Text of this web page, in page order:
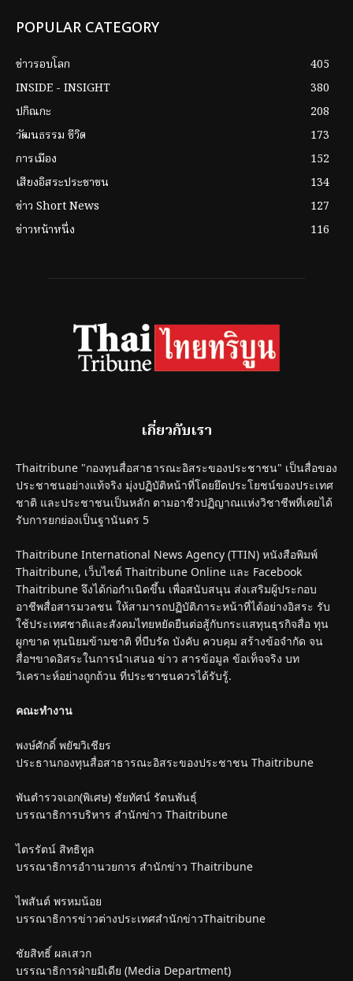
POPULAR CATEGORY
ข่าวรอบโลก
405
INSIDE - INSIGHT
380
ปกิณกะ
208
วัฒนธรรม ชีวิต
173
การเมือง
152
เสียงอิสระประชาชน
134
ข่าว Short News
127
ข่าวหน้าหนึ่ง
116
เกี่ยวกับเรา
Thaitribune "กองทุนสื่อสาธารณะอิสระของประชาชน" เป็นสื่อของ
ประชาชนอย่างแท้จริง มุ่งปฏิบัติหน้าที่โดยยึดประโยชน์ของประเทศ
ชาติ และประชาชนเป็นหลัก ตามอาชีวปฏิญาณแห่งวิชาชีพที่เคยได้
รับการยกย่องเป็นฐานันดร 5
Thaitribune International News Agency (TTIN) หนังสือพิมพ์
Thaitribune, เว็บไซต์ Thaitribune Online และ Facebook
Thaitribune จึงได้ก่อกำเนิดขึ้น เพื่อสนับสนุน ส่งเสริมผู้ประกอบ
อาชีพสื่อสารมวลชน ให้สามารถปฏิบัติภาระหน้าที่ได้อย่างอิสระ รับ
ใช้ประเทศชาติและสังคมไทยหยัดยืนต่อสู้กับกระแสทุนธุรกิจสื่อ ทุน
ผูกขาด ทุนนิยมข้ามชาติ ที่บีบรัด บังคับ ควบคุม สร้างข้อจำกัด จน
สื่อฯขาดอิสระในการนำเสนอ ข่าว สารข้อมูล ข้อเท็จจริง บท
วิเคราะห์อย่างถูกถ้วน ที่ประชาชนควรได้รับรู้.
คณะทำงาน
พงษ์ศักดิ์ พยัฆวิเชียร
ประธานกองทุนสื่อสาธารณะอิสระของประชาชน Thaitribune
พันตำรวจเอก(พิเศษ) ชัยทัศน์ รัตนพันธุ์
บรรณาธิการบริหาร สำนักข่าว Thaitribune
ไตรรัตน์ สิทธิทูล
บรรณาธิการอำานวยการ สำนักข่าว Thaitribune
ไพสันต์ พรหมน้อย
บรรณาธิการข่าวต่างประเทศสำนักข่าวThaitribune
ชัยสิทธิ์ ผลเสวก
บรรณาธิการฝ่ายมีเดีย (Media Department)